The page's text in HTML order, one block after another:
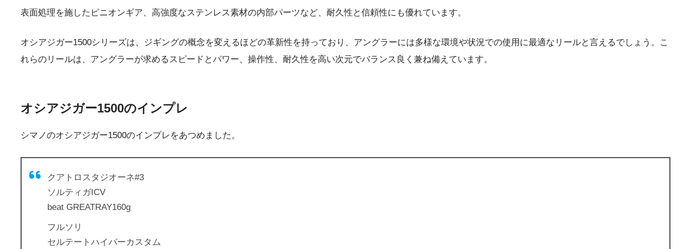
表面処理を施したピニオンギア、高強度なステンレス素材の内部パーツなど、耐久性と信頼性にも優れています。
オシアジガー1500シリーズは、ジギングの概念を変えるほどの革新性を持っており、アングラーには多様な環境や状況での使用に最適なリールと言えるでしょう。こ
れらのリールは、アングラーが求めるスピードとパワー、操作性、耐久性を高い次元でバランス良く兼ね備えています。
オシアジガー1500のインプレ
シマノのオシアジガー1500のインプレをあつめました。
クアトロスタジオーネ#3
ソルティガICV
beat GREATRAY160g
フルソリ
セルテートハイパーカスタム